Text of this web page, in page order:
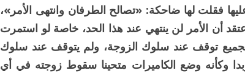
فقلت لها ضاحكة: «تصالح الطرفان وانتهى الأمر»،
أن الأمر لن ينتهي عند هذا الحد، خاصة لو استمرت
توقف عند سلوك الزوجة، ولم يتوقف عند سلوك
وكأنه وضع الكاميرات متحينا سقوط زوجته في أي
كيف تحمي مصر ثرواتها في الجنوب؟
معركة لا تُرى.. وحراس لا ينامون
تُنشئ